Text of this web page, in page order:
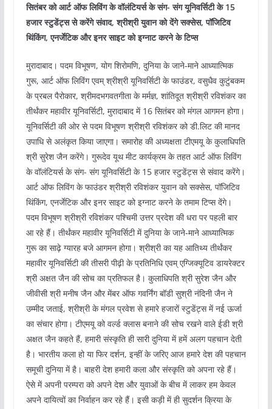
सितंबर को आर्ट ऑफ लिविंग के वॉलंटियर्स के संग- संग यूनिवर्सिटी के 15
हजार स्टुडेंट्स से करेंगे संवाद, श्रीश्री युवान को देंगे सक्सेस, पॉजिटिव
थिंकिंग, एनर्जेटिक और इनर साइट को इग्नाट करने के टिप्स
मुरादाबाद। पदम विभूषण, योग शिरोमणि, दुनिया के जाने-माने आध्यात्मिक
गुरू, आर्ट ऑफ लिविंग एवम् श्रीश्री यूनिवर्सिटी के फाउंडर, वसुधैव कुटुंबकम
के प्रबल पैरोकार, श्रीमदभगवतगीता के मर्मज्ञ, शांतिदूत श्रीश्री रविशंकर का
तीर्थंकर महावीर यूनिवर्सिटी, मुरादाबाद में 16 सितंबर को मंगल आगमन होगा।
यूनिवर्सिटी की ओर से पदम विभूषण श्रीश्री रविशंकर को डी.लिट की मानद
उपाधि से अलंकृत किया जाएगा। समारोह की अध्यक्षता टीएमयू के कुलाधिपति
श्री सुरेश जैन करेंगे। गुरूदेव यूथ मीट कार्यक्रम के तहत आर्ट ऑफ लिविंग
के वॉलंटियर्स के संग- संग यूनिवर्सिटी के 15 हजार स्टुडेंट्स से संवाद करेंगे।
आर्ट ऑफ लिविंग के फाउंडर श्रीश्री रविशंकर युवान को सक्सेस, पॉजिटिव
थिंकिंग, एनर्जेटिक और इनर साइट को इग्नाट करने के तमाम टिप्स देंगे।
पदम विभूषण श्रीश्री रविशंकर पश्चिमी उत्तर प्रदेश की धरा पर पहली बार
आ रहे हैं। तीर्थंकर महावीर यूनिवर्सिटी में दुनिया के जाने-माने आध्यात्मिक
गुरू का साढ़े ग्यारह बजे आगमन होगा। श्रीश्री का यह आतिथ्य तीर्थंकर
महावीर यूनिवर्सिटी की तीसरी पीढ़ी के प्रतिनिधि एवम् एग्जिक्यूटिव डायरेक्टर
श्री अक्षत जैन की सोच का प्रतिफल है। कुलाधिपति श्री सुरेश जैन और
जीवीसी श्री मनीष जैन और मेंबर ऑफ गवर्निंग बॉडी सुश्री नंदिनी जैन ने
उम्मीद जताई, श्रीश्री के मंगल प्रवेश से हमारे हजारों स्टुडेंट्स में नई ऊर्जा
का संचार होगा। टीएमयू को वर्ल्ड क्लास बनाने की सोच रखने वाले ईडी श्री
अक्षत जैन कहते हैं, हमारी संस्कृति ही सारी दुनिया में हमें अलग पहचान देती
है। भारतीय कला हो या फिर दर्शन, इन्हीं के जरिए आज हमारे देश की पहचान
समूची दुनिया में है। बाहरी देश हमारी कला और संस्कृति को अपना रहे हैं।
ऐसे में अपनी परम्परा को अपने देश और युवाओं के बीच में लाकर हम केवल
अपने दायित्वों का निर्वाहन कर रहे हैं। इसी कड़ी में ही सुदर्शन क्रिया के